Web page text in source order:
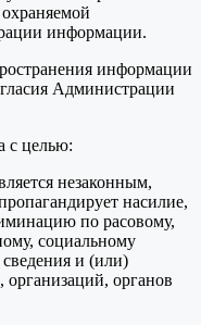
информации.
информации
Администрации
с целью:
незаконным,
насилие,
по расовому,
социальному
и (или)
организаций, органов